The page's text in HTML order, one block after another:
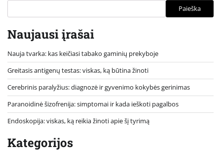
Paieška
Naujausi įrašai
Nauja tvarka: kas keičiasi tabako gaminių prekyboje
Greitasis antigenų testas: viskas, ką būtina žinoti
Cerebrinis paralyžius: diagnozė ir gyvenimo kokybės gerinimas
Paranoidinė šizofrenija: simptomai ir kada ieškoti pagalbos
Endoskopija: viskas, ką reikia žinoti apie šį tyrimą
Kategorijos